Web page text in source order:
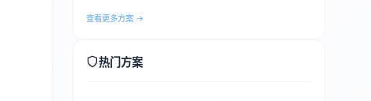
查看更多方案 →
热门方案